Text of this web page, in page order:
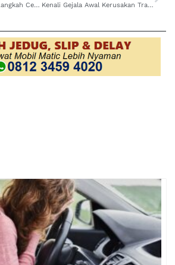
Solusi Shift Linkage: Langkah Cepat Mengatasi Masalah Transmisi pada Mazda Biante Kenali Gejala Awal Kerusakan Transmisi Matic di Mitsubishi Galant